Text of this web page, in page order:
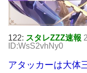
122: スタレZZZ速報
ID:WsS2vhNy0
アタッカーは大体